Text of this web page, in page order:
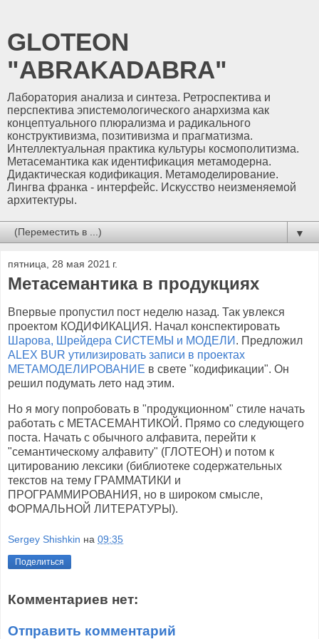
GLOTEON
"ABRAKADABRA"
Лаборатория анализа и синтеза. Ретроспектива и
перспектива эпистемологического анархизма как
концептуального плюрализма и радикального
конструктивизма, позитивизма и прагматизма.
Интеллектуальная практика культуры космополитизма.
Метасемантика как идентификация метамодерна.
Дидактическая кодификация. Метамоделирование.
Лингва франка - интерфейс. Искусство неизменяемой
архитектуры.
▼
пятница, 28 мая 2021 г.
Метасемантика в продукциях
Впервые пропустил пост неделю назад. Так увлекся
проектом КОДИФИКАЦИЯ. Начал конспектировать
Шарова, Шрейдера СИСТЕМЫ и МОДЕЛИ . Предложил
ALEX BUR утилизировать записи в проектах
МЕТАМОДЕЛИРОВАНИЕ в свете "кодификации". Он
решил подумать лето над этим.
Но я могу попробовать в "продукционном" стиле начать
работать с МЕТАСЕМАНТИКОЙ. Прямо со следующего
поста. Начать с обычного алфавита, перейти к
"семантическому алфавиту" (ГЛОТЕОН) и потом к
цитированию лексики (библиотеке содержательных
текстов на тему ГРАММАТИКИ и
ПРОГРАММИРОВАНИЯ, но в широком смысле,
ФОРМАЛЬНОЙ ЛИТЕРАТУРЫ).
Sergey Shishkin на 09:35
Поделиться
Комментариев нет:
Отправить комментарий